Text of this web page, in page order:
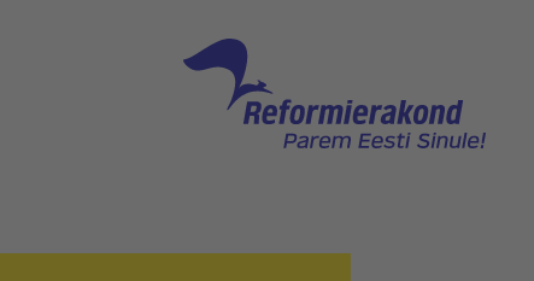
PEAKONTOR
PRESSIKONTAKT
PIIRKONNAD